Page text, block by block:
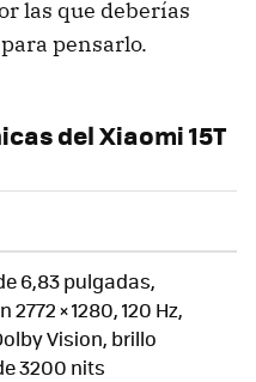
las que deberías
pensarlo.
del Xiaomi 15T
6,83 pulgadas,
× 1280, 120 Hz,
Vision, brillo
3200 nits